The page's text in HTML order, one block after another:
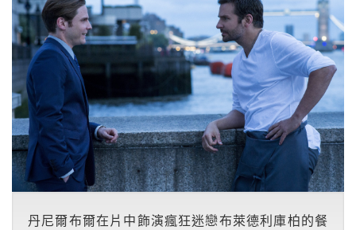
丹尼爾布爾在片中飾演瘋狂迷戀布萊德利庫柏的餐